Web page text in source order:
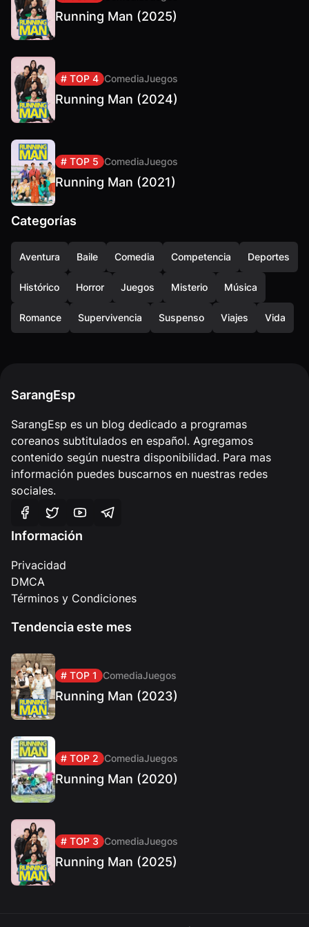
Running Man (2025)
# TOP 4 ComediaJuegos
Running Man (2024)
# TOP 5 ComediaJuegos
Running Man (2021)
Categorías
Aventura Baile Comedia Competencia Deportes
Histórico Horror Juegos Misterio Música
Romance Supervivencia Suspenso Viajes Vida
SarangEsp
SarangEsp es un blog dedicado a programas
coreanos subtitulados en español. Agregamos
contenido según nuestra disponibilidad. Para mas
información puedes buscarnos en nuestras redes
sociales.
Información
Privacidad
DMCA
Términos y Condiciones
Tendencia este mes
# TOP 1 ComediaJuegos
Running Man (2023)
# TOP 2 ComediaJuegos
Running Man (2020)
# TOP 3 ComediaJuegos
Running Man (2025)